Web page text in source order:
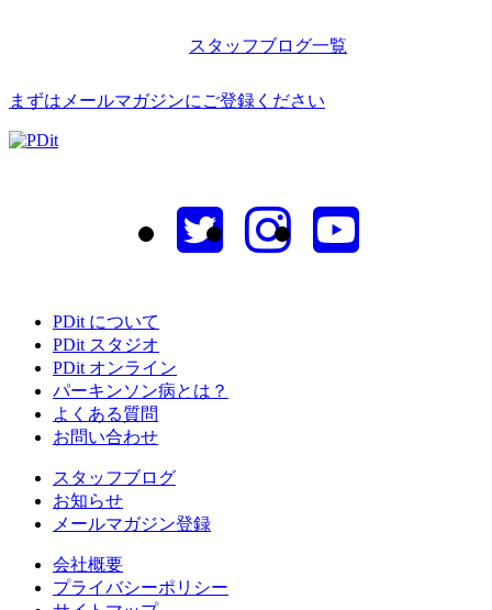
スタッフブログ一覧
まずはメールマガジンにご登録ください
PDit について
PDit スタジオ
PDit オンライン
パーキンソン病とは？
よくある質問
お問い合わせ
スタッフブログ
お知らせ
メールマガジン登録
会社概要
プライバシーポリシー